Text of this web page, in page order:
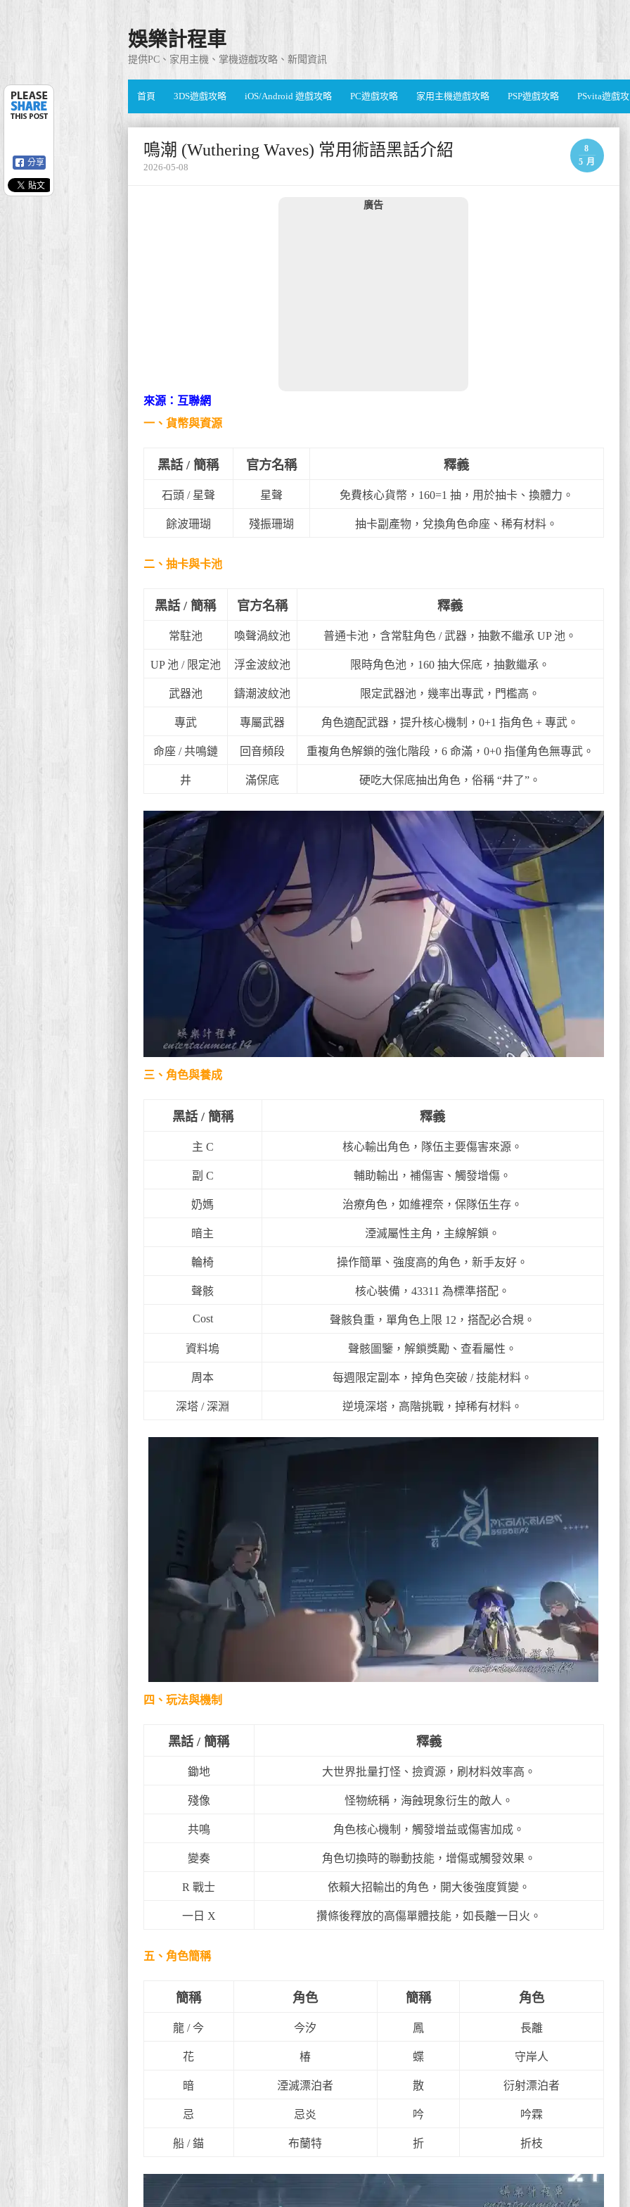
娛樂計程車
提供PC、家用主機、掌機遊戲攻略、新聞資訊
首頁 3DS遊戲攻略 iOS/Android 遊戲攻略 PC遊戲攻略 家用主機遊戲攻略 PSP遊戲攻略 PSvita遊戲
鳴潮 (Wuthering Waves) 常用術語黑話介紹
8
5 月
2026-05-08
廣告
來源：互聯網
一、貨幣與資源
黑話 / 簡稱 官方名稱 釋義
石頭 / 星聲 星聲 免費核心貨幣，160=1 抽，用於抽卡、換體力。
餘波珊瑚 殘振珊瑚 抽卡副產物，兌換角色命座、稀有材料。
二、抽卡與卡池
黑話 / 簡稱 官方名稱 釋義
常駐池 喚聲渦紋池 普通卡池，含常駐角色 / 武器，抽數不繼承 UP 池。
UP 池 / 限定池 浮金波紋池 限時角色池，160 抽大保底，抽數繼承。
武器池 鑄潮波紋池 限定武器池，幾率出專武，門檻高。
專武 專屬武器 角色適配武器，提升核心機制，0+1 指角色 + 專武。
命座 / 共鳴鏈 回音頻段 重複角色解鎖的強化階段，6 命滿，0+0 指僅角色無專武。
井 滿保底 硬吃大保底抽出角色，俗稱 “井了”。
三、角色與養成
黑話 / 簡稱 釋義
主 C 核心輸出角色，隊伍主要傷害來源。
副 C 輔助輸出，補傷害、觸發增傷。
奶媽 治療角色，如維裡奈，保隊伍生存。
暗主 湮滅屬性主角，主線解鎖。
輪椅 操作簡單、強度高的角色，新手友好。
聲骸 核心裝備，43311 為標準搭配。
Cost 聲骸負重，單角色上限 12，搭配必合規。
資料塢 聲骸圖鑒，解鎖獎勵、查看屬性。
周本 每週限定副本，掉角色突破 / 技能材料。
深塔 / 深淵 逆境深塔，高階挑戰，掉稀有材料。
四、玩法與機制
黑話 / 簡稱 釋義
鋤地 大世界批量打怪、撿資源，刷材料效率高。
殘像 怪物統稱，海蝕現象衍生的敵人。
共鳴 角色核心機制，觸發增益或傷害加成。
變奏 角色切換時的聯動技能，增傷或觸發效果。
R 戰士 依賴大招輸出的角色，開大後強度質變。
一日 X 攢條後釋放的高傷單體技能，如長離一日火。
五、角色簡稱
簡稱 角色 簡稱 角色
龍 / 今 今汐 鳳 長離
花 椿 蝶 守岸人
暗 湮滅漂泊者 散 衍射漂泊者
忌 忌炎 吟 吟霖
船 / 錨 布蘭特 折 折枝
分享